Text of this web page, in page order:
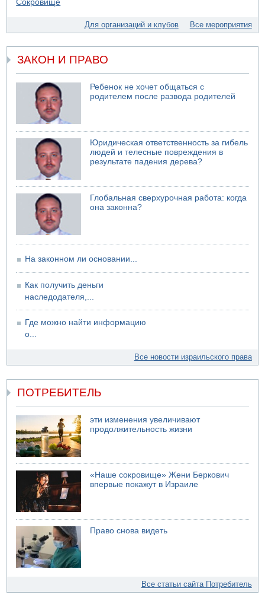
В России горят новые склады
Хуситы сообщают об атаке по Саудовскому танкеру
05.08.2026 10:16
Левые активисты пытались ворваться в офис
"Религиозного сионизма"
Для организаций и клубов Все мероприятия
ЗАКОН И ПРАВО
Ребенок не хочет общаться с
родителем после развода родителей
Юридическая ответственность за гибель
людей и телесные повреждения в
результате падения дерева?
Глобальная сверхурочная работа: когда
она законна?
На законном ли основании...
Как получить деньги
наследодателя,...
Где можно найти информацию
о...
Все новости израильского права
ПОТРЕБИТЕЛЬ
эти изменения увеличивают
продолжительность жизни
«Наше сокровище» Жени Беркович
впервые покажут в Израиле
Право снова видеть
Все статьи сайта Потребитель